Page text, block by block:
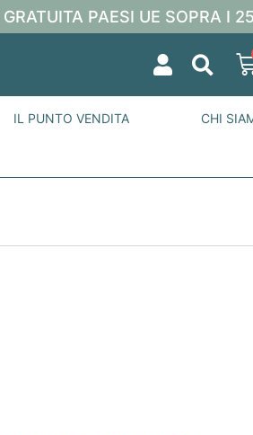
PAESI UE SOPRA I
IL PUNTO VENDITA CHI